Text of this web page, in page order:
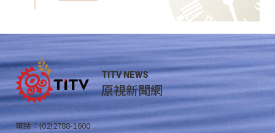
TITV NEWS
原視新聞網
電話：(02)2788-1600